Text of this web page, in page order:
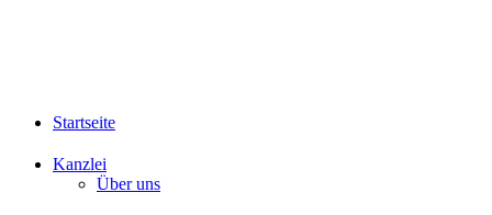
Startseite
Kanzlei
Über uns